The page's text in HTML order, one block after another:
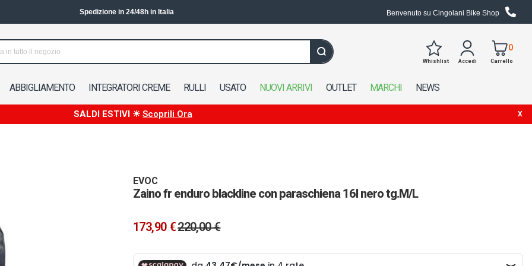
Spedizione in 24/48h in Italia Benvenuto su Cingolani Bike Shop
Accedi
Whishlist
0
Carrello
ABBIGLIAMENTO INTEGRATORI CREME RULLI USATO NUOVI ARRIVI OUTLET MARCHI NEWS
SALDI ESTIVI ☀ Scoprili Ora
EVOC
Zaino fr enduro blackline con paraschiena 16l nero tg.M/L
173,90 €220,00 €